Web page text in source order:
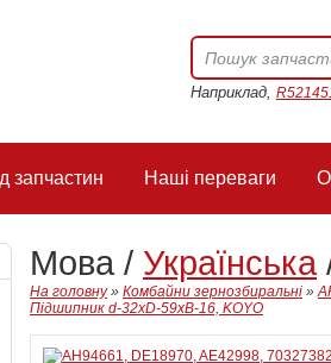
Наприклад,
запчастин Наші переваги
Мова / Українська
На головну» Комбайни зернозбиральні »
Підшипник d-32xD-59xB-16, KOYO